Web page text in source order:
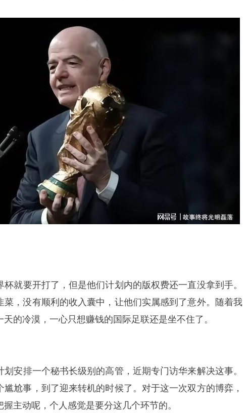
就要开打了，但是他们计划内的版权费还一直没拿到手。
菜，没有顺利的收入囊中，让他们实属感到了意外。随着我
的冷漠，一心只想赚钱的国际足联还是坐不住了。
安排一个秘书长级别的高管，近期专门访华来解决这事。
尬事，到了迎来转机的时候了。对于这一次双方的博弈，
主动呢，个人感觉是要分这几个环节的。